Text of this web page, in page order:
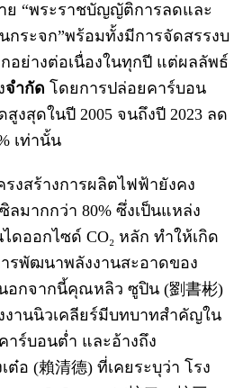
ย “พระราชบัญญัติการลดและ
กระจก”พร้อมทั้งมีการจัดสรรงบ
ย่างต่อเนื่องในทุกปี แต่ผลลัพธ์
จำกัด โดยการปล่อยคาร์บอน
งสุดในปี 2005 จนถึงปี 2023 ลด
เท่านั้น
สร้างการผลิตไฟฟ้ายังคง
ลมากกว่า 80% ซึ่งเป็นแหล่ง
ดออกไซด์ CO₂ หลัก ทำให้เกิด
รพัฒนาพลังงานสะอาดของ
อกจากนี้คุณหลิว ซูปิน (劉書彬)
งานนิวเคลียร์มีบทบาทสำคัญใน
าร์บอนต่ำ และอ้างถึง
ต๋อ (賴清德) ที่เคยระบุว่า โรง